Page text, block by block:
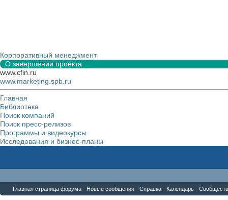
Корпоративный менеджмент
О завершении проекта
www.cfin.ru
www.marketing.spb.ru
Главная
Библиотека
Поиск компаний
Поиск пресс-релизов
Программы и видеокурсы
Исследования и бизнес-планы
Главная страница форума Новые сообщения Справка Календарь